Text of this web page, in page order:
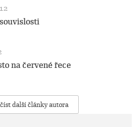
na červené řece
další články autora